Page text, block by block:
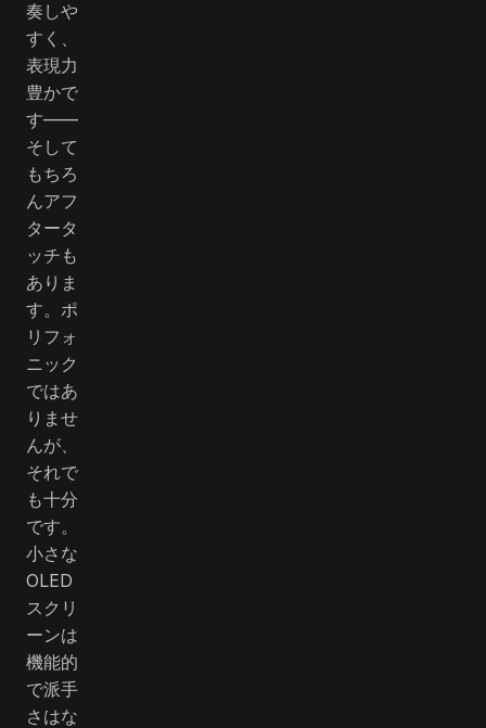
奏しや
すく、
表現力
豊かで
す――
そして
もちろ
んアフ
タータ
ッチも
ありま
す。ポ
リフォ
ニック
ではあ
りませ
んが、
それで
も十分
です。
小さな
OLED
スクリ
ーンは
機能的
で派手
さはな